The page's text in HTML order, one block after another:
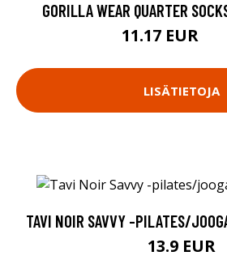
GORILLA WEAR QUARTER
11.17 EUR
LISÄTIETOJA
TAVI NOIR SAVVY -PILATES/
13.9 EUR